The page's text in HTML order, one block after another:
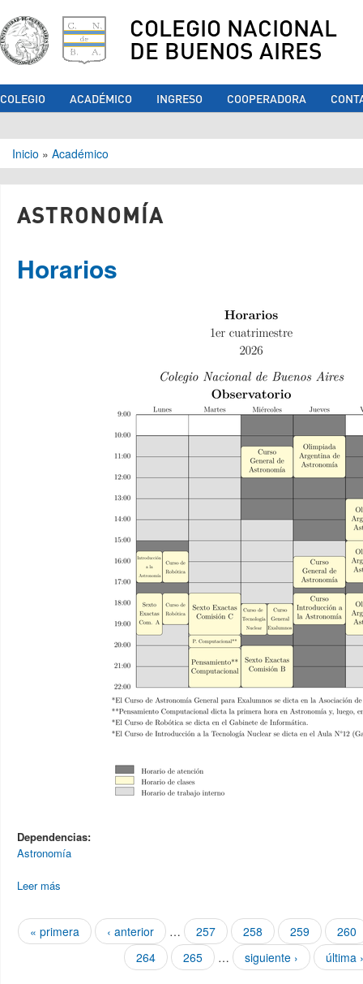
COLEGIO NACIONAL
DE BUENOS AIRES
COLEGIO ACADÉMICO INGRESO COOPERADORA
Se encuentra usted aquí
Inicio » Académico
ASTRONOMÍA
Horarios
Dependencias:
Astronomía
Leer más
Páginas
« primera ‹ anterior … 257 258 259
260
264
265 … siguiente › última